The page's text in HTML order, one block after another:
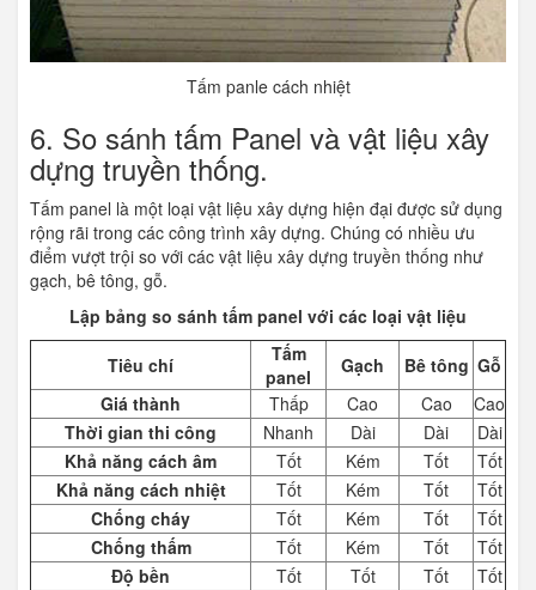
Tấm panle cách nhiệt
6. So sánh tấm Panel và vật liệu xây
dựng truyền thống.
Tấm panel là một loại vật liệu xây dựng hiện đại được sử dụng
rộng rãi trong các công trình xây dựng. Chúng có nhiều ưu
điểm vượt trội so với các vật liệu xây dựng truyền thống như
gạch, bê tông, gỗ.
Lập bảng so sánh tấm panel với các loại vật liệu
Tiêu chí
Tấm
panel
Gạch Bê tông Gỗ
Giá thành
Thấp Cao Cao
Cao
Thời gian thi công
Nhanh Dài Dài
Dài
Khả năng cách âm
Tốt Kém Tốt
Tốt
Khả năng cách nhiệt
Tốt Kém Tốt
Tốt
Chống cháy
Tốt Kém Tốt
Tốt
Chống thấm
Tốt Kém Tốt
Tốt
Độ bền
Tốt Tốt Tốt
Tốt